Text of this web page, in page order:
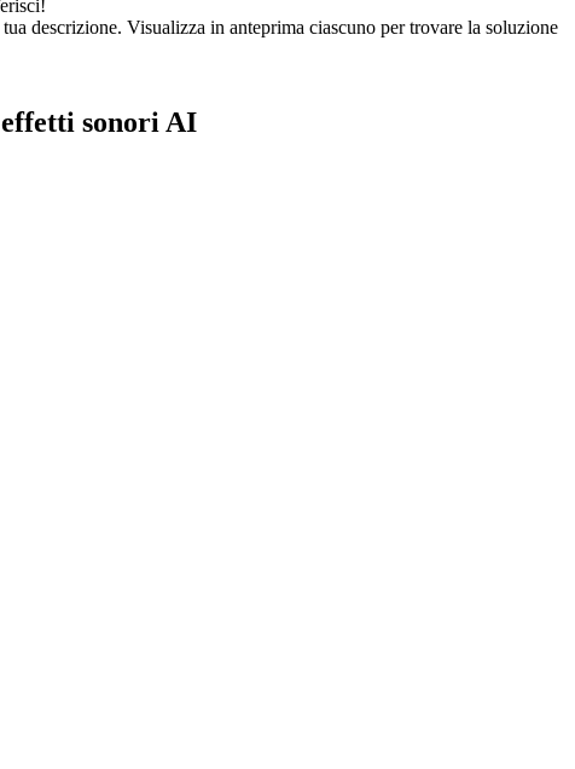
descrizione. Visualizza in anteprima ciascuno per trovare la soluzione
sonori AI